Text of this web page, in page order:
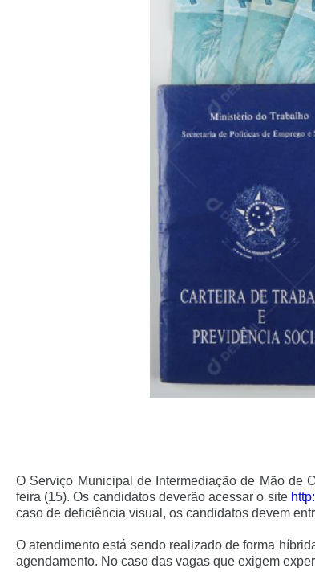
O Serviço Municipal de Intermediação de Mão de
feira (15). Os candidatos deverão acessar o site
caso de deficiência visual, os candidatos devem
O atendimento está sendo realizado de forma
agendamento. No caso das vagas que exigem